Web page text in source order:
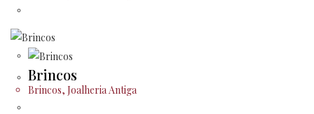
Brincos
Brincos, Joalheria Antiga